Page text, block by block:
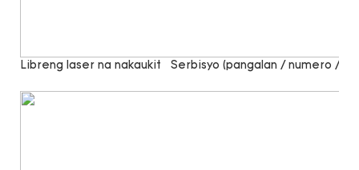
Libreng laser na nakaukit Serbisyo (pangalan / numero /